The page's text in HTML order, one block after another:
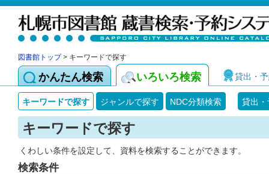
図書館トップ> キーワードで探す
かんたん検索 いろいろ検索 貸出・
キーワードで探す ジャンルで探す NDC分類検索 貸出
キーワードで探す
くわしい条件を設定して、資料を検索することができます。
検索条件